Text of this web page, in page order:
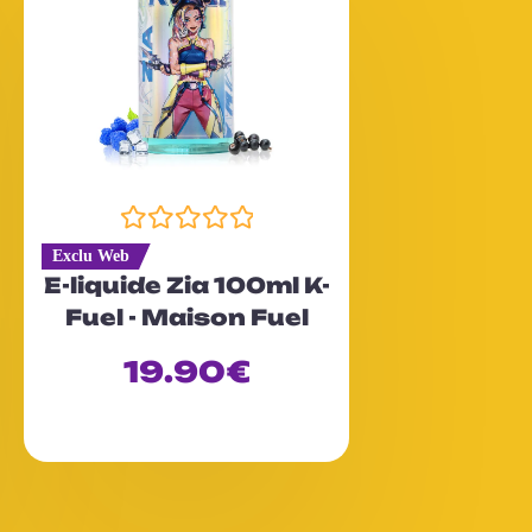
N
o
t
e
s
Exclu Web
E-liquide Zia 100ml K-
Fuel - Maison Fuel
19.90€